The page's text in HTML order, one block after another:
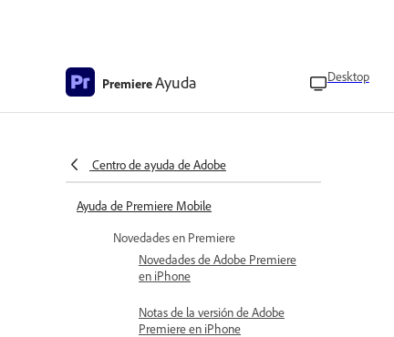
PremiereAyuda Desktop
Centro de ayuda de Adobe
Ayuda de Premiere Mobile
Novedades en Premiere
Novedades de Adobe Premiere
en iPhone
Notas de la versión de Adobe
Premiere en iPhone